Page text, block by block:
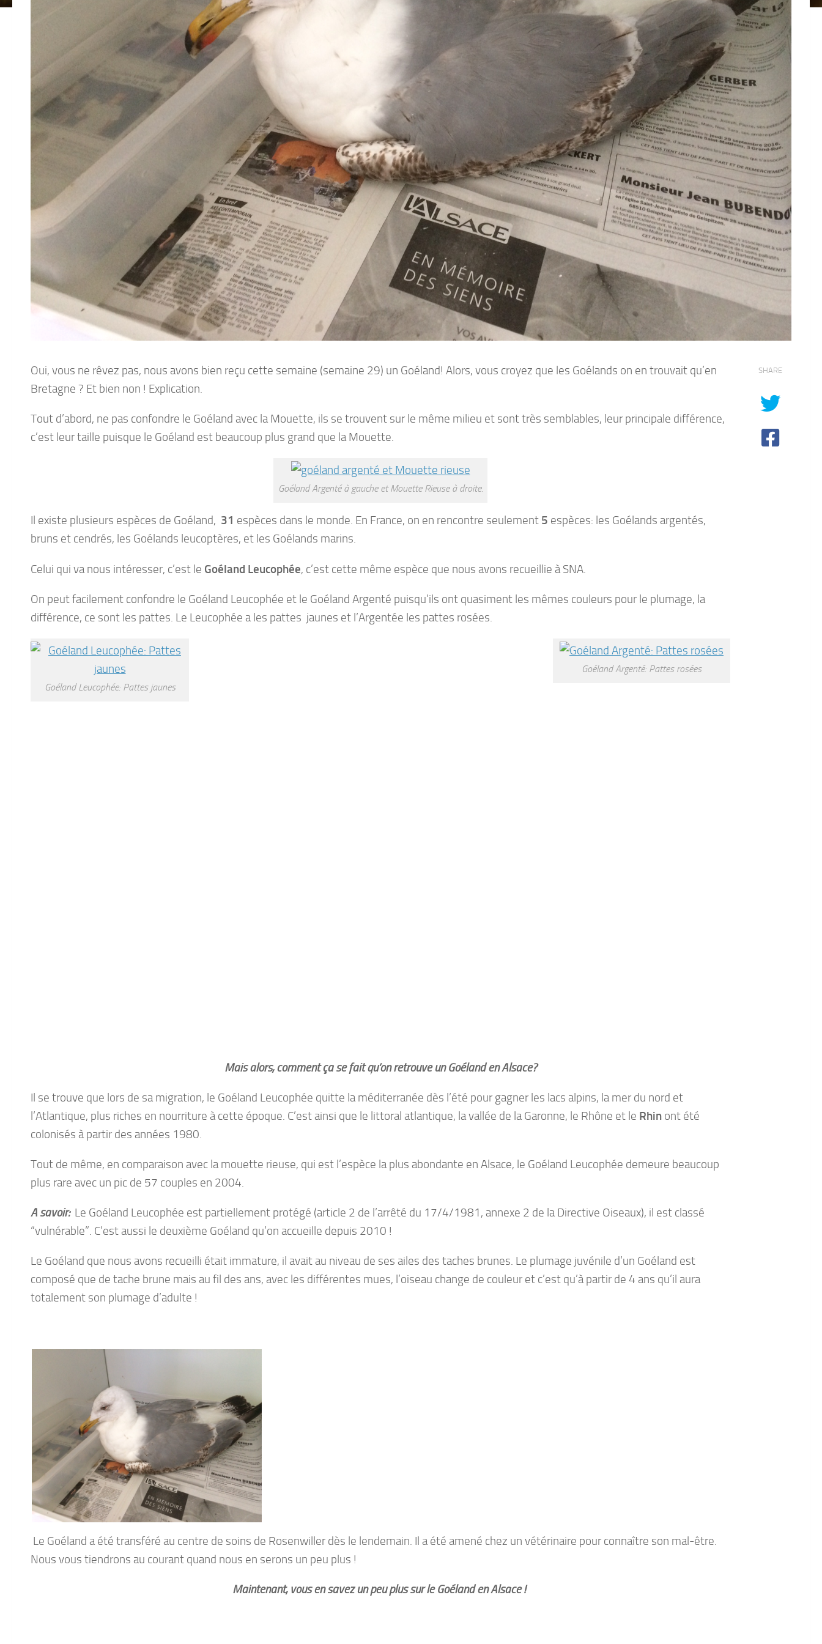
Oui, vous ne rêvez pas, nous avons bien reçu cette semaine (semaine 29) un Goéland! Alors, vous croyez que les Goélands on en trouvait qu’en
Bretagne ? Et bien non ! Explication.
Tout d’abord, ne pas confondre le Goéland avec la Mouette, ils se trouvent sur le même milieu et sont très semblables, leur principale différence,
c’est leur taille puisque le Goéland est beaucoup plus grand que la Mouette.
Goéland Argenté à gauche et Mouette Rieuse à droite.
Il existe plusieurs espèces de Goéland, 31 espèces dans le monde. En France, on en rencontre seulement 5 espèces: les Goélands argentés,
bruns et cendrés, les Goélands leucoptères, et les Goélands marins.
Celui qui va nous intéresser, c’est le Goéland Leucophée, c’est cette même espèce que nous avons recueillie à SNA.
On peut facilement confondre le Goéland Leucophée et le Goéland Argenté puisqu’ils ont quasiment les mêmes couleurs pour le plumage, la
différence, ce sont les pattes. Le Leucophée a les pattes jaunes et l’Argentée les pattes rosées.
Goéland Leucophée: Pattes jaunes
Goéland Argenté: Pattes rosées
Mais alors, comment ça se fait qu’on retrouve un Goéland en Alsace?
Il se trouve que lors de sa migration, le Goéland Leucophée quitte la méditerranée dès l’été pour gagner les lacs alpins, la mer du nord et
l’Atlantique, plus riches en nourriture à cette époque. C’est ainsi que le littoral atlantique, la vallée de la Garonne, le Rhône et le Rhin ont été
colonisés à partir des années 1980.
Tout de même, en comparaison avec la mouette rieuse, qui est l’espèce la plus abondante en Alsace, le Goéland Leucophée demeure beaucoup
plus rare avec un pic de 57 couples en 2004.
A savoir: Le Goéland Leucophée est partiellement protégé (article 2 de l’arrêté du 17/4/1981, annexe 2 de la Directive Oiseaux), il est classé
“vulnérable”. C’est aussi le deuxième Goéland qu’on accueille depuis 2010 !
Le Goéland que nous avons recueilli était immature, il avait au niveau de ses ailes des taches brunes. Le plumage juvénile d’un Goéland est
composé que de tache brune mais au fil des ans, avec les différentes mues, l’oiseau change de couleur et c’est qu’à partir de 4 ans qu’il aura
totalement son plumage d’adulte !
Le Goéland a été transféré au centre de soins de Rosenwiller dès le lendemain. Il a été amené chez un vétérinaire pour connaître son mal-être.
Nous vous tiendrons au courant quand nous en serons un peu plus !
Maintenant, vous en savez un peu plus sur le Goéland en Alsace !
SHARE